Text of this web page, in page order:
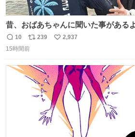
昔、おばあちゃんに聞いた事があるよ。 「カイちゃん
じめると、アイツが海から上がって
返
信
10
リ
ポ
ト
数
239
い
数
2,937
15時間前